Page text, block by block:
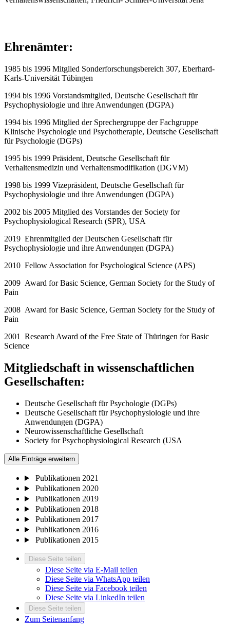
Ehrenämter:
1985 bis 1996 Mitglied Sonderforschungsbereich 307, Eberhard-
Karls-Universität Tübingen
1994 bis 1996 Vorstandsmitglied, Deutsche Gesellschaft für
Psychophysiologie und ihre Anwendungen (DGPA)
1994 bis 1996 Mitglied der Sprechergruppe der Fachgruppe
Klinische Psychologie und Psychotherapie, Deutsche Gesellschaft
für Psychologie (DGPs)
1995 bis 1999 Präsident, Deutsche Gesellschaft für
Verhaltensmedizin und Verhaltensmodifikation (DGVM)
1998 bis 1999 Vizepräsident, Deutsche Gesellschaft für
Psychophysiologie und ihre Anwendungen (DGPA)
2002 bis 2005 Mitglied des Vorstandes der Society for
Psychophysiological Research (SPR), USA
2019 Ehrenmitglied der Deutschen Gesellschaft für
Psychophysiologie und ihre Anwendungen (DGPA)
2010 Fellow Association for Psychological Science (APS)
2009 Award for Basic Science, German Society for the Study of
Pain
2008 Award for Basic Science, German Society for the Study of
Pain
2001 Research Award of the Free State of Thüringen for Basic
Science
Mitgliedschaft in wissenschaftlichen
Gesellschaften:
Deutsche Gesellschaft für Psychologie (DGPs)
Deutsche Gesellschaft für Psychophysiologie und ihre
Anwendungen (DGPA)
Neurowissenschaftliche Gesellschaft
Society for Psychophysiological Research (USA
Alle Einträge erweitern
Publikationen 2021
Publikationen 2020
Publikationen 2019
Publikationen 2018
Publikationen 2017
Publikationen 2016
Publikationen 2015
Diese Seite teilen
Diese Seite via E-Mail teilen
Diese Seite via WhatsApp teilen
Diese Seite via Facebook teilen
Diese Seite via LinkedIn teilen
Diese Seite teilen
Zum Seitenanfang